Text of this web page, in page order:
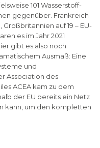
101 Wasserstoff-
gegenüber. Frankreich
auf 19 – EU-
es im Jahr 2021
gibt es also noch
Ausmaß: Eine
und
Association des
ACEA kam zu dem
der EU bereits ein Netz
kann, um den kompletten